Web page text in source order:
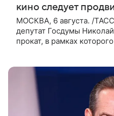
кино следует
МОСКВА, 6 августа. /
депутат Госдумы
прокат, в рамках